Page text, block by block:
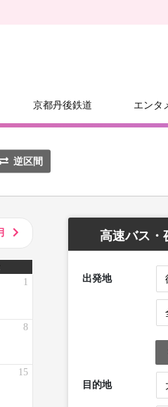
京都丹後鉄道 エンタ
逆区間
1
8
15
高速バス・
出発地
目的地